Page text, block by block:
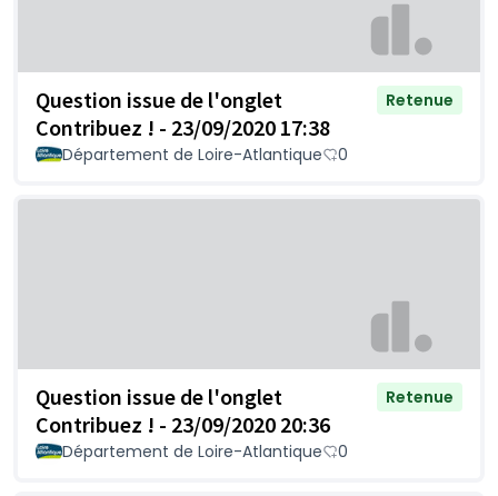
Question issue de l'onglet
Contribuez ! - 23/09/2020 17:38
Retenue
Département de Loire-Atlantique 0
Question issue de l'onglet
Contribuez ! - 23/09/2020 20:36
Retenue
Département de Loire-Atlantique 0